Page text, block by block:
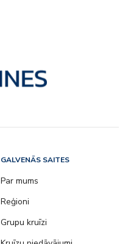
GALVENĀS SAITES
Par mums
Reģioni
Grupu kruīzi